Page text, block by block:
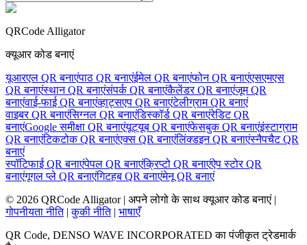
QRCode Alligator
क्यूआर कोड बनाएं
यूआरएल QR बनाएंपाठ QR बनाएंईमेल QR बनाएंफोन QR बनाएंएसएमएस
QR बनाएंस्थान QR बनाएंसंपर्क QR बनाएंकैलेंडर QR बनाएंजूम QR
बनाएंवाई-फाई QR बनाएंव्हाट्सएप QR बनाएंटेलीग्राम QR बनाएं
वाइबर QR बनाएंसिग्नल QR बनाएंडिस्कॉर्ड QR बनाएंरेडिट QR
बनाएंGoogle समीक्षा QR बनाएंयूट्यूब QR बनाएंफेसबुक QR बनाएंइंस्टाग्राम
QR बनाएंटिकटोक QR बनाएंएक्स QR बनाएंलिंक्डइन QR बनाएंस्नैपचैट QR
बनाएं
स्पॉटिफाई QR बनाएंपेपल QR बनाएंक्रिप्टो QR बनाएंऐप स्टोर QR
बनाएंगूगल प्ले QR बनाएंगिटहब QR बनाएंमेनू QR बनाएं
© 2026 QRCode Alligator | अपने लोगो के साथ क्यूआर कोड बनाएं |
गोपनीयता नीति|कुकी नीति| भाषाएँ
QR Code, DENSO WAVE INCORPORATED का पंजीकृत ट्रेडमार्क